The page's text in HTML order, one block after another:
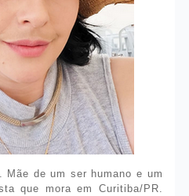
Mãe de um ser humano e um
que mora em Curitiba/PR.